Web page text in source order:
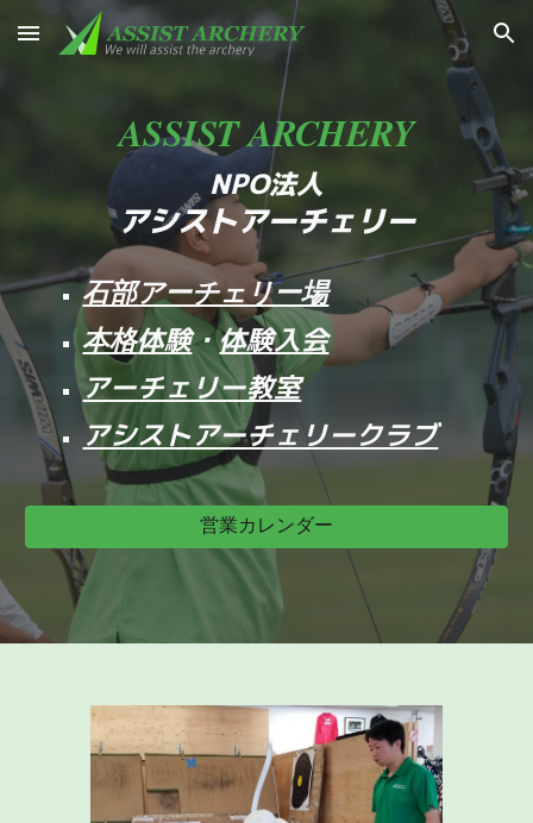
Skip to main content Skip to navigation
ASSIST ARCHERY
NPO法人
アシストアーチェリー
石部アーチェリー場
本格体験・体験入会
アーチェリー教室
アシストアーチェリークラブ
営業カレンダー